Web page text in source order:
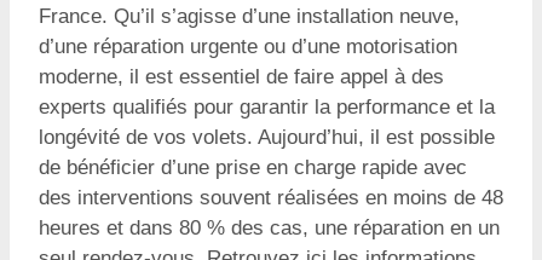
France. Qu’il s’agisse d’une installation neuve,
d’une réparation urgente ou d’une motorisation
moderne, il est essentiel de faire appel à des
experts qualifiés pour garantir la performance et la
longévité de vos volets. Aujourd’hui, il est possible
de bénéficier d’une prise en charge rapide avec
des interventions souvent réalisées en moins de 48
heures et dans 80 % des cas, une réparation en un